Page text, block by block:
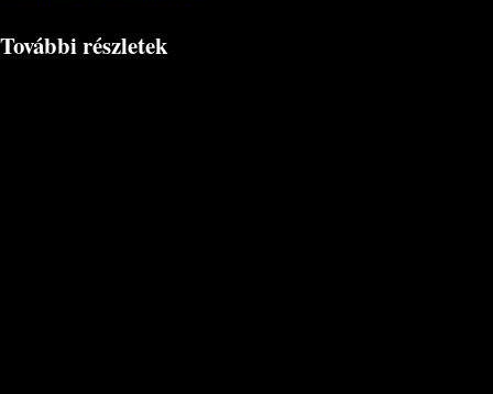
További részletek